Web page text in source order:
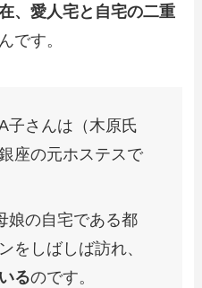
、愛人宅と自宅の二重
です。
子さんは（木原氏
座の元ホステスで
娘の自宅である都
をしばしば訪れ、
るのです。